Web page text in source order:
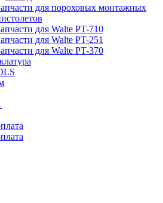
для пороховых монтажных
для Walte PT-710
для Walte PT-251
для Walte PT-370